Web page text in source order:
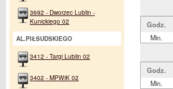
Godz.
Min.
Godz.
Min.
3692 - Dworzec Lublin -
Kunickiego 02
AL.PIŁSUDSKIEGO
3412 - Targi Lublin 02
3402 - MPWiK 02